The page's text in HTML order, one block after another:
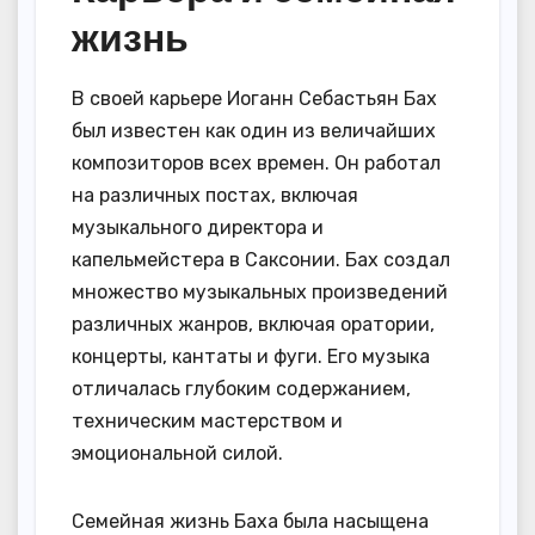
жизнь
В своей карьере Иоганн Себастьян Бах
был известен как один из величайших
композиторов всех времен. Он работал
на различных постах, включая
музыкального директора и
капельмейстера в Саксонии. Бах создал
множество музыкальных произведений
различных жанров, включая оратории,
концерты, кантаты и фуги. Его музыка
отличалась глубоким содержанием,
техническим мастерством и
эмоциональной силой.
Семейная жизнь Баха была насыщена